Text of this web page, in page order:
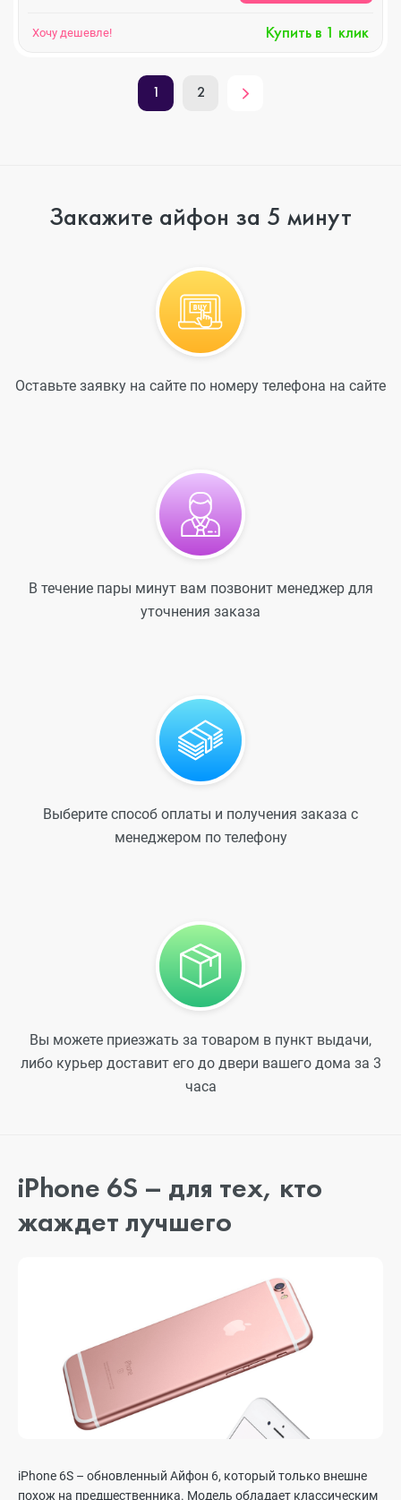
Хочу дешевле! Купить в 1 клик
1 2
Закажите айфон за 5 минут
Оставьте заявку на сайте по номеру телефона на сайте
В течение пары минут вам позвонит менеджер для
уточнения заказа
Выберите способ оплаты и получения заказа с
менеджером по телефону
Вы можете приезжать за товаром в пункт выдачи,
либо курьер доставит его до двери вашего дома за 3
часа
iPhone 6S – для тех, кто
жаждет лучшего
iPhone 6S – обновленный Айфон 6, который только внешне
похож на предшественника. Модель обладает классическим